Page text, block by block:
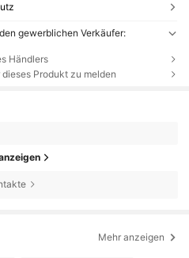
gewerblichen Verkäufer:
Händlers
Produkt zu melden
Mehr anzeigen